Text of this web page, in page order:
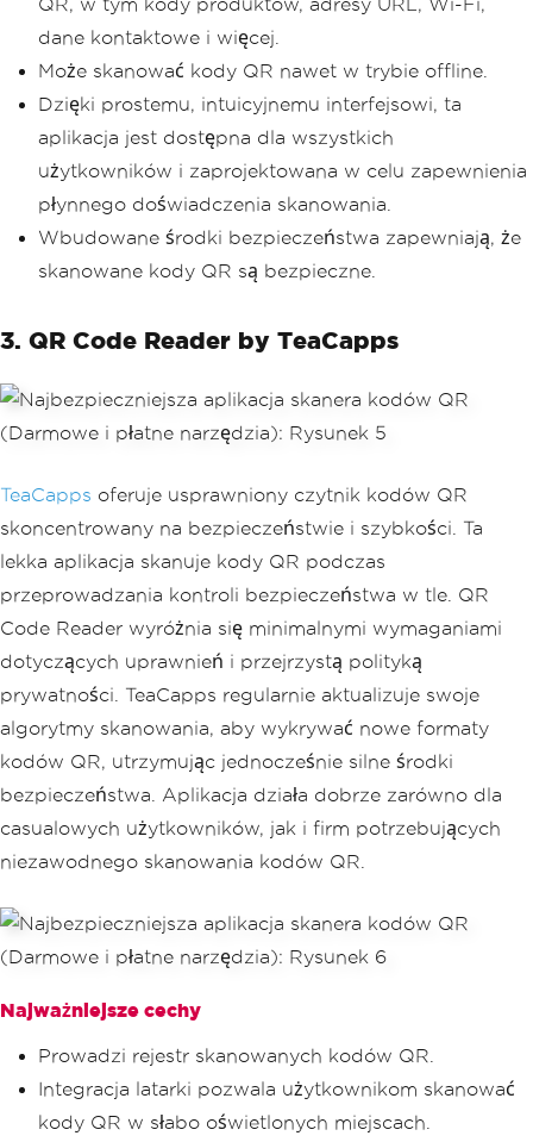
QR, w tym kody produktów, adresy URL, Wi-Fi,
dane kontaktowe i więcej.
Może skanować kody QR nawet w trybie offline.
Dzięki prostemu, intuicyjnemu interfejsowi, ta
aplikacja jest dostępna dla wszystkich
użytkowników i zaprojektowana w celu zapewnienia
płynnego doświadczenia skanowania.
Wbudowane środki bezpieczeństwa zapewniają, że
skanowane kody QR są bezpieczne.
3. QR Code Reader by TeaCapps
TeaCapps oferuje usprawniony czytnik kodów QR
skoncentrowany na bezpieczeństwie i szybkości. Ta
lekka aplikacja skanuje kody QR podczas
przeprowadzania kontroli bezpieczeństwa w tle. QR
Code Reader wyróżnia się minimalnymi wymaganiami
dotyczących uprawnień i przejrzystą polityką
prywatności. TeaCapps regularnie aktualizuje swoje
algorytmy skanowania, aby wykrywać nowe formaty
kodów QR, utrzymując jednocześnie silne środki
bezpieczeństwa. Aplikacja działa dobrze zarówno dla
casualowych użytkowników, jak i firm potrzebujących
niezawodnego skanowania kodów QR.
Najważniejsze cechy
Prowadzi rejestr skanowanych kodów QR.
Integracja latarki pozwala użytkownikom skanować
kody QR w słabo oświetlonych miejscach.